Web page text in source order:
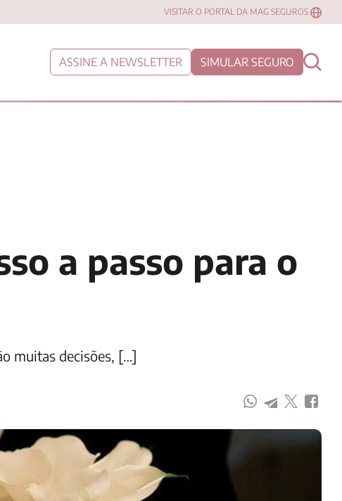
VISITAR O PORTAL DA MAG SEGUROS
ASSINE A NEWSLETTER SIMULAR SEGURO
a passo para o
muitas decisões, […]